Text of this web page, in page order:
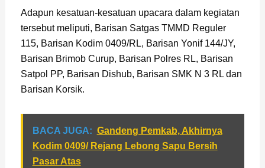
Adapun kesatuan-kesatuan upacara dalam kegiatan
tersebut meliputi, Barisan Satgas TMMD Reguler
115, Barisan Kodim 0409/RL, Barisan Yonif 144/JY,
Barisan Brimob Curup, Barisan Polres RL, Barisan
Satpol PP, Barisan Dishub, Barisan SMK N 3 RL dan
Barisan Korsik.
BACA JUGA: Gandeng Pemkab, Akhirnya
Kodim 0409/ Rejang Lebong Sapu Bersih
Pasar Atas